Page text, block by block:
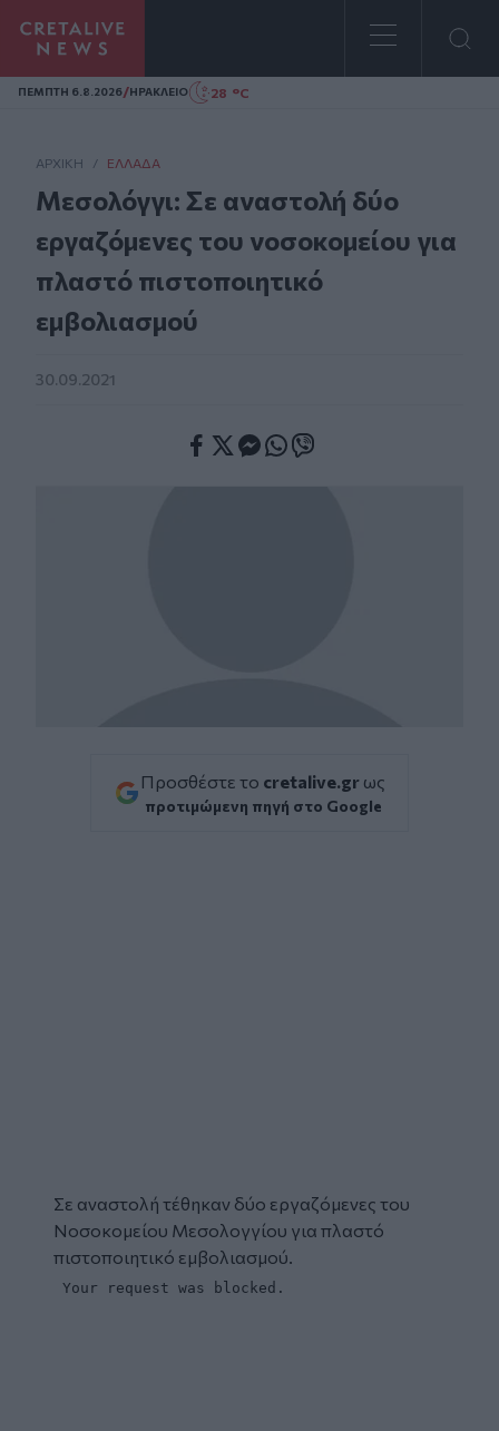
Homepage
ΠΕΜΠΤΗ 6.8.2026/ΗΡΑΚΛΕΙΟ 28 °C
ΑΡΧΙΚΗ / ΕΛΛΆΔΑ
Μεσολόγγι: Σε αναστολή δύο
εργαζόμενες του νοσοκομείου για
πλαστό πιστοποιητικό
εμβολιασμού
30.09.2021
Προσθέστε το cretalive.gr ως
προτιμώμενη πηγή στο Google
Σε αναστολή τέθηκαν δύο εργαζόμενες του
Νοσοκομείου Μεσολογγίου για πλαστό
πιστοποιητικό εμβολιασμού.